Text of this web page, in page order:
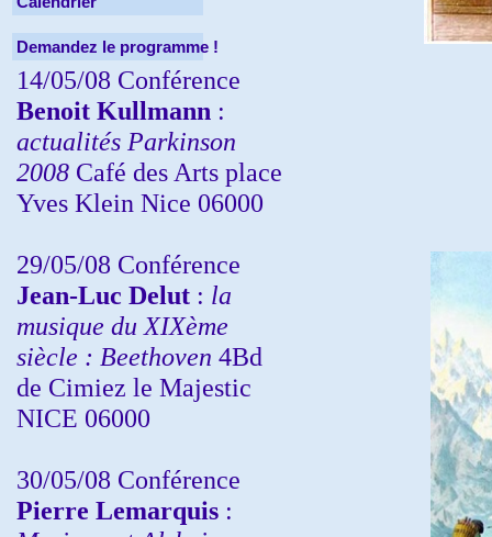
Demandez le programme !
14/05/08 Conférence
Benoit Kullmann :
actualités Parkinson
2008 Café des Arts place
Yves Klein Nice 06000
29/05/08 Conférence
Jean-Luc Delut : la
musique du XIXème
siècle : Beethoven 4Bd
de Cimiez le Majestic
NICE 06000
30/05/08 Conférence
Pierre Lemarquis :